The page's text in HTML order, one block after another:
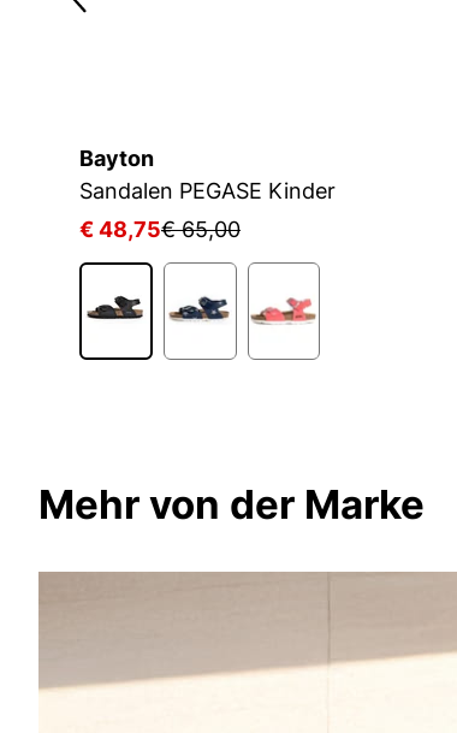
Bayton
Sandalen PEGASE Kinder
€ 48,75€ 65,00
Mehr von der Marke